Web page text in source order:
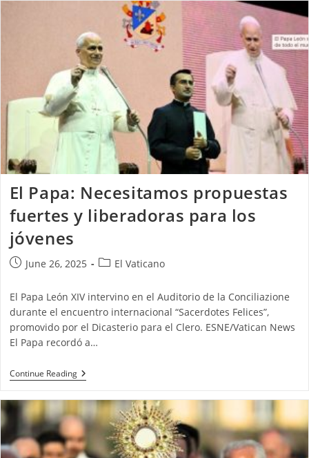
El Papa: Necesitamos propuestas
fuertes y liberadoras para los
jóvenes
June 26, 2025 El Vaticano
El Papa León XIV intervino en el Auditorio de la Conciliazione
durante el encuentro internacional “Sacerdotes Felices”,
promovido por el Dicasterio para el Clero. ESNE/Vatican News
El Papa recordó a…
Continue Reading